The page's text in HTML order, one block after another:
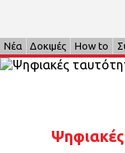
Νέα Δοκιμές How to